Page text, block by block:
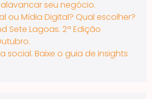
seu negócio.
ou Mídia Digital? Qual escolher?
Sete Lagoas. 2ª Edição
social. Baixe o guia de insights